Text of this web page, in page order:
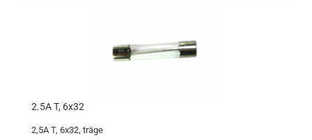
2.5A T, 6x32
2,5A T, 6x32, träge